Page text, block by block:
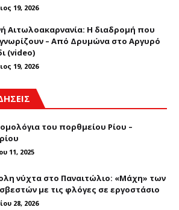
19, 2026
Αιτωλοακαρνανία: Η διαδρομή που
γνωρίζουν – Από Δρυμώνα στο Αργυρό
(video)
19, 2026
του πορθμείου Ρίου –
11, 2025
νύχτα στο Παναιτώλιο: «Μάχη» των
με τις φλόγες σε εργοστάσιο
28, 2026